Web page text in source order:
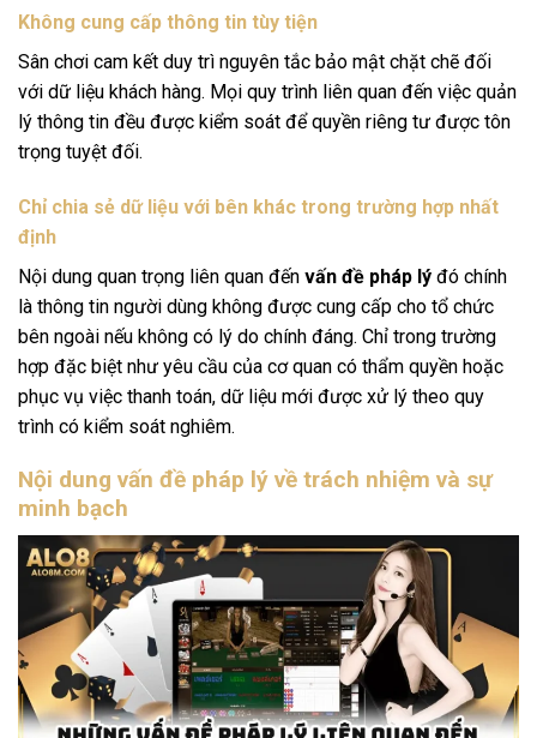
Không cung cấp thông tin tùy tiện
Sân chơi cam kết duy trì nguyên tắc bảo mật chặt chẽ đối
với dữ liệu khách hàng. Mọi quy trình liên quan đến việc quản
lý thông tin đều được kiểm soát để quyền riêng tư được tôn
trọng tuyệt đối.
Chỉ chia sẻ dữ liệu với bên khác trong trường hợp nhất
định
Nội dung quan trọng liên quan đến vấn đề pháp lý đó chính
là thông tin người dùng không được cung cấp cho tổ chức
bên ngoài nếu không có lý do chính đáng. Chỉ trong trường
hợp đặc biệt như yêu cầu của cơ quan có thẩm quyền hoặc
phục vụ việc thanh toán, dữ liệu mới được xử lý theo quy
trình có kiểm soát nghiêm.
Nội dung vấn đề pháp lý về trách nhiệm và sự
minh bạch